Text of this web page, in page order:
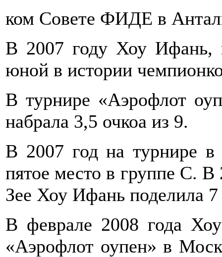
ком Совете ФИДЕ в
В 2007 году Хоу Ифань,
юной в истории
В турнире «Аэрофлот
набрала 3,5 очкоа из 9.
В 2007 год на турнире
пятое место в группе C.
Зее Хоу Ифань поделила
В феврале 2008 года
«Аэрофлот оупен» в